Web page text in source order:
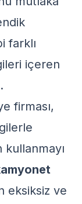
farklı
içeren
firması,
kullanmayı
eksiksiz ve